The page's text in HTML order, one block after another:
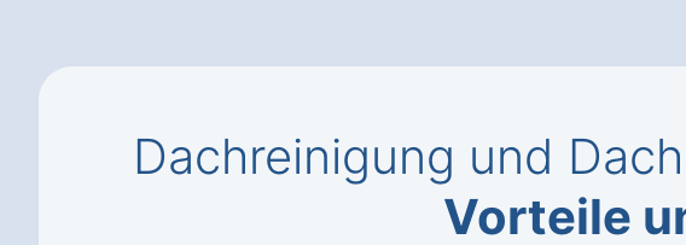
Dachreinigung und
Vorteile